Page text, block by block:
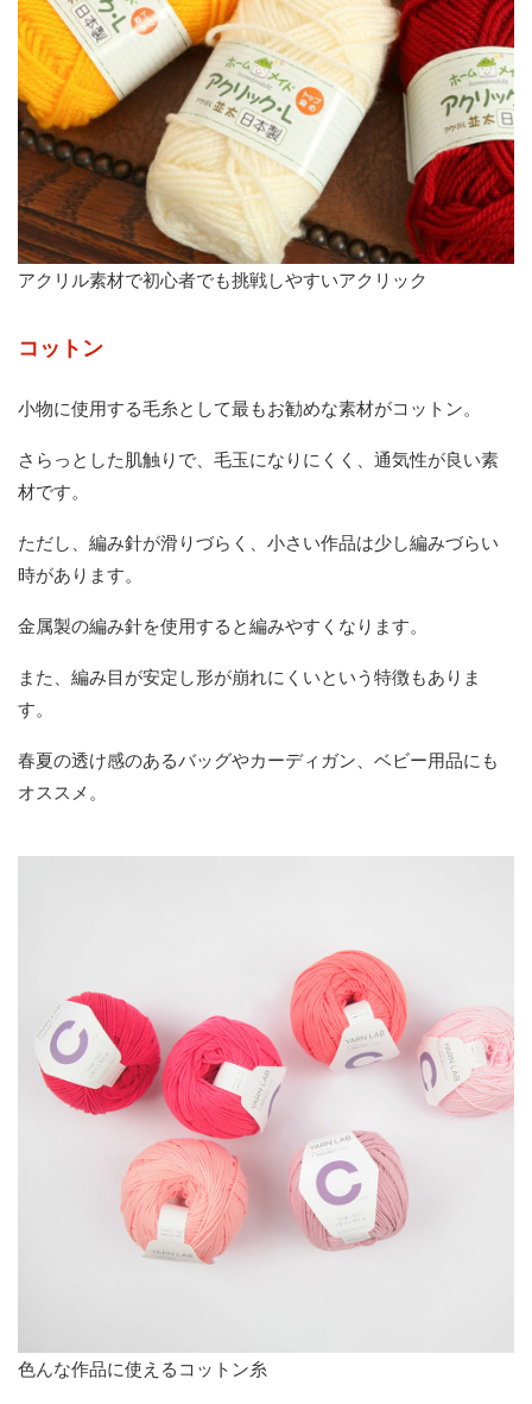
アクリル素材で初心者でも挑戦しやすいアクリック
コットン
小物に使用する毛糸として最もお勧めな素材がコットン。
さらっとした肌触りで、毛玉になりにくく、通気性が良い素
材です。
ただし、編み針が滑りづらく、小さい作品は少し編みづらい
時があります。
金属製の編み針を使用すると編みやすくなります。
また、編み目が安定し形が崩れにくいという特徴もありま
す。
春夏の透け感のあるバッグやカーディガン、ベビー用品にも
オススメ。
色んな作品に使えるコットン糸